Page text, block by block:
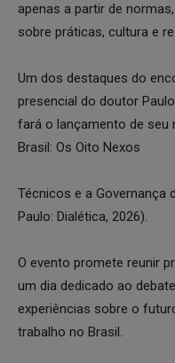
apenas a partir de
sobre práticas, cultura e
Um dos destaques do
presencial do doutor
fará o lançamento de seu
Brasil: Os Oito Nexos
Técnicos e a Governança
Paulo: Dialética, 2026).
O evento promete reunir
um dia dedicado ao
experiências sobre o
trabalho no Brasil.